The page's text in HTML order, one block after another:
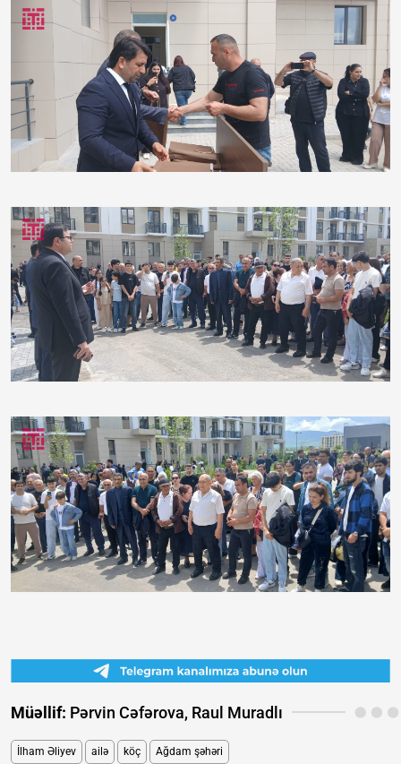
Müəllif: Pərvin Cəfərova, Raul Muradlı
İlham Əliyev ailə köç Ağdam şəhəri